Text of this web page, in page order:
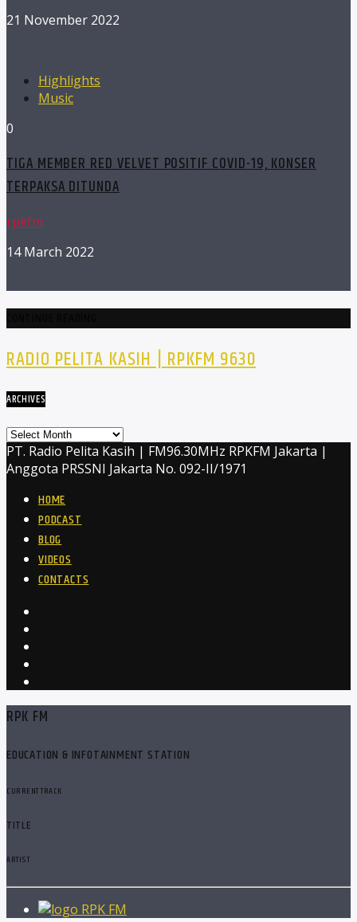
21 November 2022
Highlights
Music
0
TIGA MEMBER RED VELVET POSITIF COVID-19, KONSER
TERPAKSA DITUNDA
rpkfm
14 March 2022
RADIO PELITA KASIH | RPKFM 9630
ARCHIVES
Archives
PT. Radio Pelita Kasih | FM96.30MHz RPKFM Jakarta |
Anggota PRSSNI Jakarta No. 092-II/1971
HOME
PODCAST
BLOG
VIDEOS
CONTACTS
RPK FM
EDUCATION & INFOTAINMENT STATION
CURRENT TRACK
TITLE
ARTIST
RPK FM